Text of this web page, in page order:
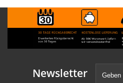
Newsletter